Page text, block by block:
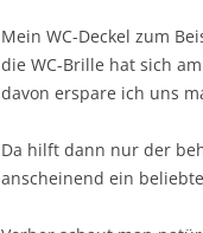
Mein WC-Deckel zum
die WC-Brille hat sich
davon erspare ich uns
Da hilft dann nur der
anscheinend ein